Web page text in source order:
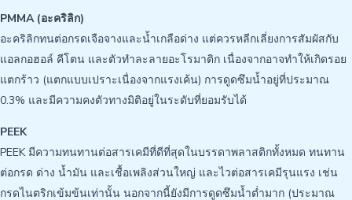
PMMA (อะคริลิก)
อะคริลิกทนต่อกรดเจือจางและน้ำเกลือด่าง แต่ควรหลีกเลี่ยงการสัมผัสกับ
แอลกอฮอล์ คีโตน และตัวทำละลายอะโรมาติก เนื่องจากอาจทำให้เกิดรอย
แตกร้าว (แตกแบบเปราะเนื่องจากแรงเค้น) การดูดซึมน้ำอยู่ที่ประมาณ
0.3% และมีความคงตัวทางมิติอยู่ในระดับที่ยอมรับได้
PEEK
PEEK มีความทนทานต่อสารเคมีที่ดีที่สุดในบรรดาพลาสติกทั้งหมด ทนทาน
ต่อกรด ด่าง น้ำมัน และเชื้อเพลิงส่วนใหญ่ และไวต่อสารเคมีรุนแรง เช่น
กรดไนตริกเข้มข้นเท่านั้น นอกจากนี้ยังมีการดูดซึมน้ำต่ำมาก (ประมาณ